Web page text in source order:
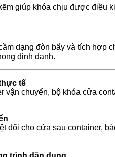
giúp khóa chịu được điều
dạng đòn bẩy và tích hợp
định danh.
tế
vận chuyển, bộ khóa cửa
đối cho cửa sau container,